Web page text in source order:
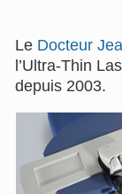
Le Docteur
l’Ultra-Thin
depuis 2003.